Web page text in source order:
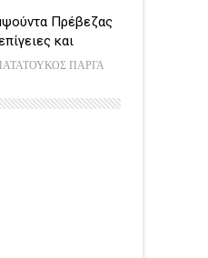
Πρέβεζας
και
ΠΑΡΓΑ